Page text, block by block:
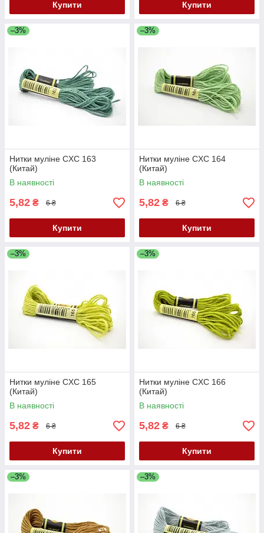
Купити Купити
–3%
Нитки муліне CXC 163
(Китай)
В наявності
5,82 ₴ 6 ₴
Купити
–3%
Нитки муліне CXC 164
(Китай)
В наявності
5,82 ₴ 6 ₴
Купити
–3%
Нитки муліне CXC 165
(Китай)
В наявності
5,82 ₴ 6 ₴
Купити
–3%
Нитки муліне CXC 166
(Китай)
В наявності
5,82 ₴ 6 ₴
Купити
–3% –3%